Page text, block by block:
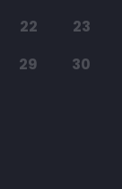
22
23
29
30